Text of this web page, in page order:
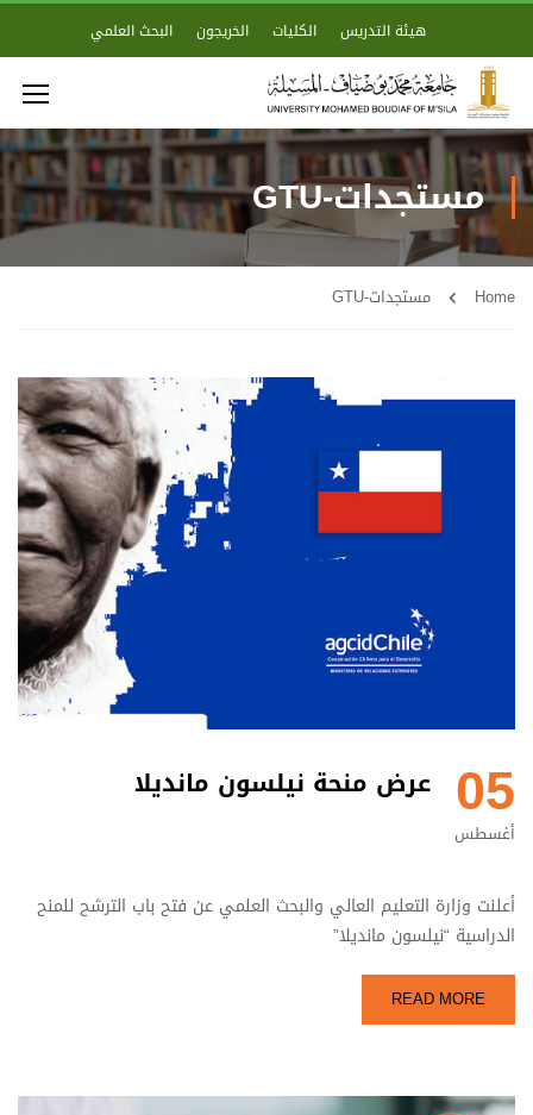
هيئة التدريس الكليات الخريجون البحث العلمي
مستجدات-GTU
Home مستجدات-GTU
05
أغسطس
عرض منحة نيلسون مانديلا
أعلنت وزارة التعليم العالي والبحث العلمي عن فتح باب الترشح للمنح
الدراسية “نيلسون مانديلا”
READ MORE